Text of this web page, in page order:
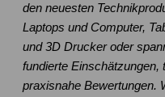
den neuesten
Laptops und Computer,
und 3D Drucker oder
fundierte Einschätzungen,
praxisnahe Bewertungen.